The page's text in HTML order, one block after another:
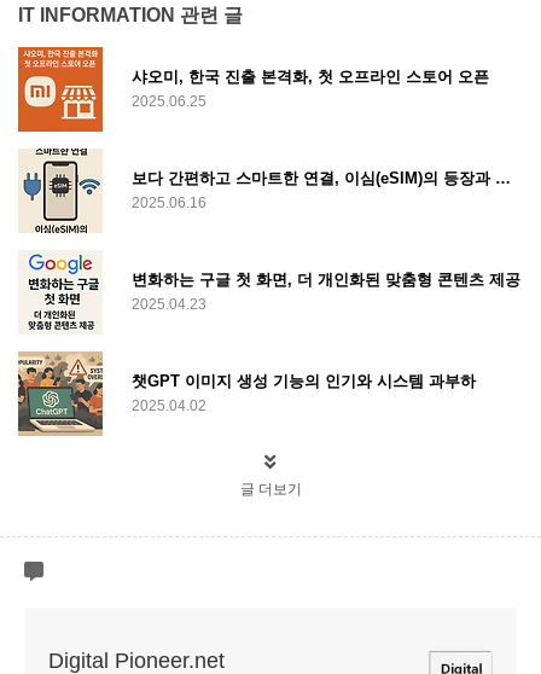
IT INFORMATION 관련 글
샤오미, 한국 진출 본격화, 첫 오프라인 스토어 오픈
2025.06.25
보다 간편하고 스마트한 연결, 이심(eSIM)의 등장과 활용
2025.06.16
변화하는 구글 첫 화면, 더 개인화된 맞춤형 콘텐츠 제공
2025.04.23
챗GPT 이미지 생성 기능의 인기와 시스템 과부하
2025.04.02
글 더보기
Digital Pioneer.net